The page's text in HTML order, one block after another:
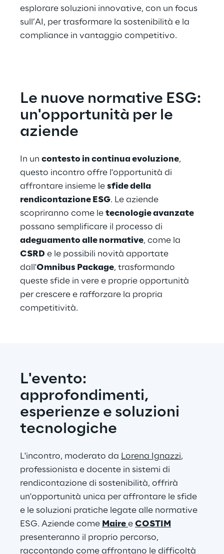
esplorare soluzioni innovative, con un focus
sull’AI, per trasformare la sostenibilità e la
compliance in vantaggio competitivo.
Le nuove normative ESG:
un'opportunità per le
aziende
In un contesto in continua evoluzione,
questo incontro offre l'opportunità di
affrontare insieme le sfide della
rendicontazione ESG. Le aziende
scopriranno come le tecnologie avanzate
possano semplificare il processo di
adeguamento alle normative, come la
CSRD e le possibili novità apportate
dall'Omnibus Package, trasformando
queste sfide in vere e proprie opportunità
per crescere e rafforzare la propria
competitività.
L'evento:
approfondimenti,
esperienze e soluzioni
tecnologiche
L'incontro, moderato da Lorena Ignazzi,
professionista e docente in sistemi di
rendicontazione di sostenibilità, offrirà
un'opportunità unica per affrontare le sfide
e le soluzioni pratiche legate alle normative
ESG. Aziende come Maire e COSTIM
presenteranno il proprio percorso,
raccontando come affrontano le difficoltà